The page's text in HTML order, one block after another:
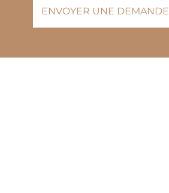
ENVOYER UNE DEMANDE